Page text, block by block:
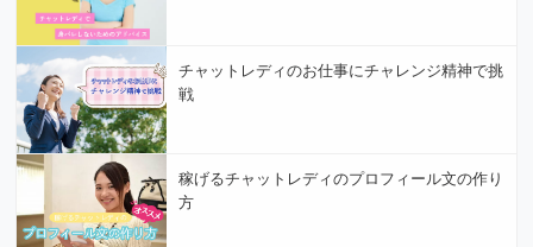
チャットレディのお仕事にチャレンジ精神で挑
戦
稼げるチャットレディのプロフィール文の作り
方